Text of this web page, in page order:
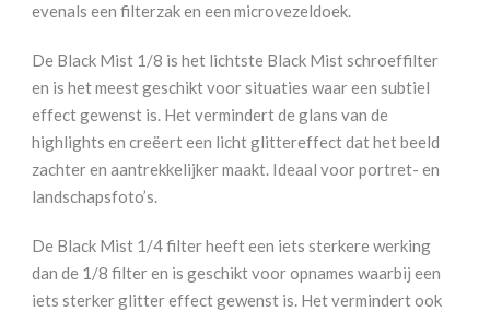
evenals een filterzak en een microvezeldoek.
De Black Mist 1/8 is het lichtste Black Mist schroeffilter
en is het meest geschikt voor situaties waar een subtiel
effect gewenst is. Het vermindert de glans van de
highlights en creëert een licht glittereffect dat het beeld
zachter en aantrekkelijker maakt. Ideaal voor portret- en
landschapsfoto’s.
De Black Mist 1/4 filter heeft een iets sterkere werking
dan de 1/8 filter en is geschikt voor opnames waarbij een
iets sterker glitter effect gewenst is. Het vermindert ook